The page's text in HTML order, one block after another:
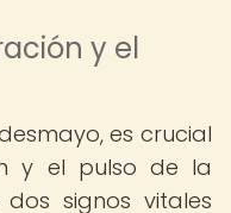
y el
es crucial
y el pulso de la
signos vitales